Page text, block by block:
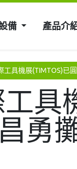
備 產品介
工具機展(TIMTOS)已
具
勇